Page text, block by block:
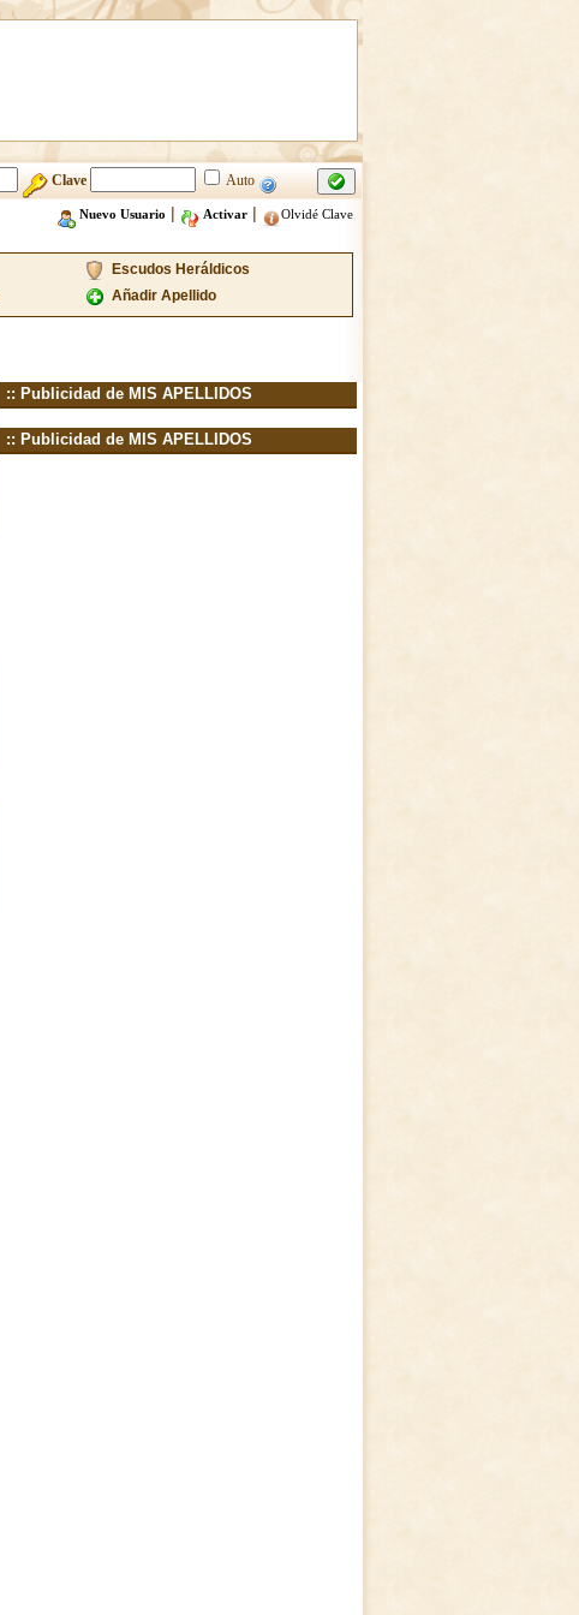
Clave Auto
Nuevo Usuario | Activar| Olvidé Clave
Escudos Heráldicos
Añadir Apellido
:: Publicidad de MIS APELLIDOS
:: Publicidad de MIS APELLIDOS